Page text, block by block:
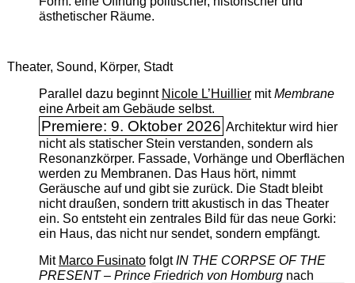
ästhetischer Räume.
Theater, Sound, Körper, Stadt
Parallel dazu beginnt Nicole L’Huilliermit ­Membrane
eine Arbeit am Gebäude selbst.
Premiere: 9. Oktober 2026 Architektur wird hier
nicht als statischer Stein verstanden, sondern als
Resonanzkörper. Fassade, Vorhänge und Oberflächen
werden zu Membranen. Das Haus hört, nimmt
Geräusche auf und gibt sie zurück. Die Stadt bleibt
nicht draußen, sondern tritt akustisch in das Theater
ein. So entsteht ein zentrales Bild für das neue Gorki:
ein Haus, das nicht nur sendet, sondern empfängt.
Mit Marco FusinatofolgtIN THE CORPSE OF THE
PRESENT – Prince Friedrich von Homburgnach